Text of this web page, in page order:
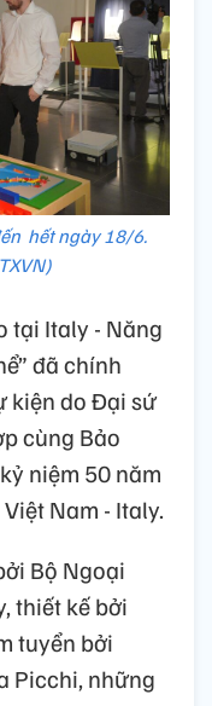
hết ngày 18/6.
tại Italy - Năng
đã chính
kiện do Đại sứ
cùng Bảo
niệm 50 năm
Nam - Italy.
Bộ Ngoại
thiết kế bởi
tuyển bởi
Picchi, những